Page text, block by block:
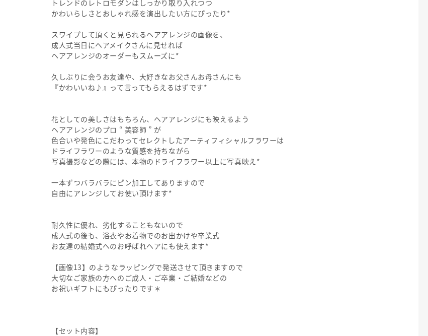
トレンドのレトロモダンはしっかり取り入れつつ
かわいらしさとおしゃれ感を演出したい方にぴったり*
スワイプして頂くと見られるヘアアレンジの画像を、
成人式当日にヘアメイクさんに見せれば
ヘアアレンジのオーダーもスムーズに*
久しぶりに会うお友達や、大好きなお父さんお母さんにも
『かわいいね♪』って言ってもらえるはずです*
花としての美しさはもちろん、ヘアアレンジにも映えるよう
ヘアアレンジのプロ “ 美容師 ” が
色合いや発色にこだわってセレクトしたアーティフィシャルフラワーは
ドライフラワーのような質感を持ちながら
写真撮影などの際には、本物のドライフラワー以上に写真映え*
一本ずつバラバラにピン加工してありますので
自由にアレンジしてお使い頂けます*
耐久性に優れ、劣化することもないので
成人式の後も、浴衣やお着物でのお出かけや卒業式
お友達の結婚式へのお呼ばれヘアにも使えます*
【画像13】のようなラッピングで発送させて頂きますので
大切なご家族の方へのご成人・ご卒業・ご結婚などの
お祝いギフトにもぴったりです＊
【セット内容】